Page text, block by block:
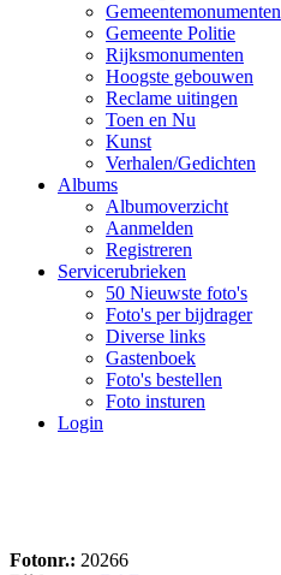
Gemeentemonumenten
Gemeente Politie
Rijksmonumenten
Hoogste gebouwen
Reclame uitingen
Toen en Nu
Kunst
Verhalen/Gedichten
Albums
Albumoverzicht
Aanmelden
Registreren
Servicerubrieken
50 Nieuwste foto's
Foto's per bijdrager
Diverse links
Gastenboek
Foto's bestellen
Foto insturen
Login
Fotonr.: 20266